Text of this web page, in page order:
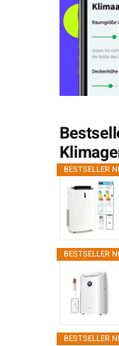
BESTSELLER
BESTSELLER
BESTSELLER